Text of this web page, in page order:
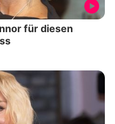
für diesen